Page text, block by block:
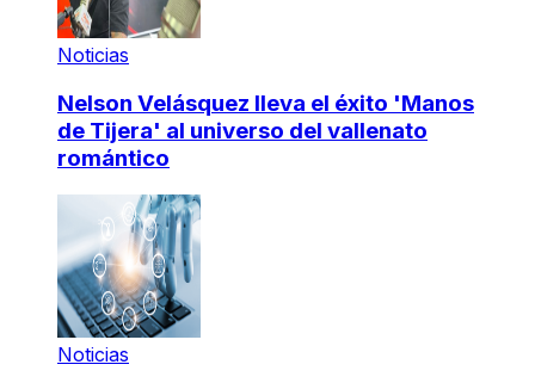
Noticias
Nelson Velásquez lleva el éxito 'Manos
de Tijera' al universo del vallenato
romántico
Noticias